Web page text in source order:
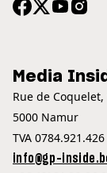
Media
Rue de Coquelet,
5000 Namur
TVA 0784.921.426
info@gp-